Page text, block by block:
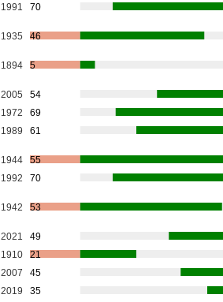
1991 70
1935 46
1894 5
2005
54
1972
69
1989 61
1944
55
1992 70
1942 53
2021
49
1910
21
2007
45
2019
35